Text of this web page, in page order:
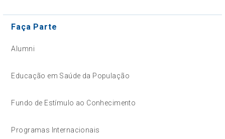
Faça Parte
Alumni
Educação em Saúde da População
Fundo de Estímulo ao Conhecimento
Programas Internacionais